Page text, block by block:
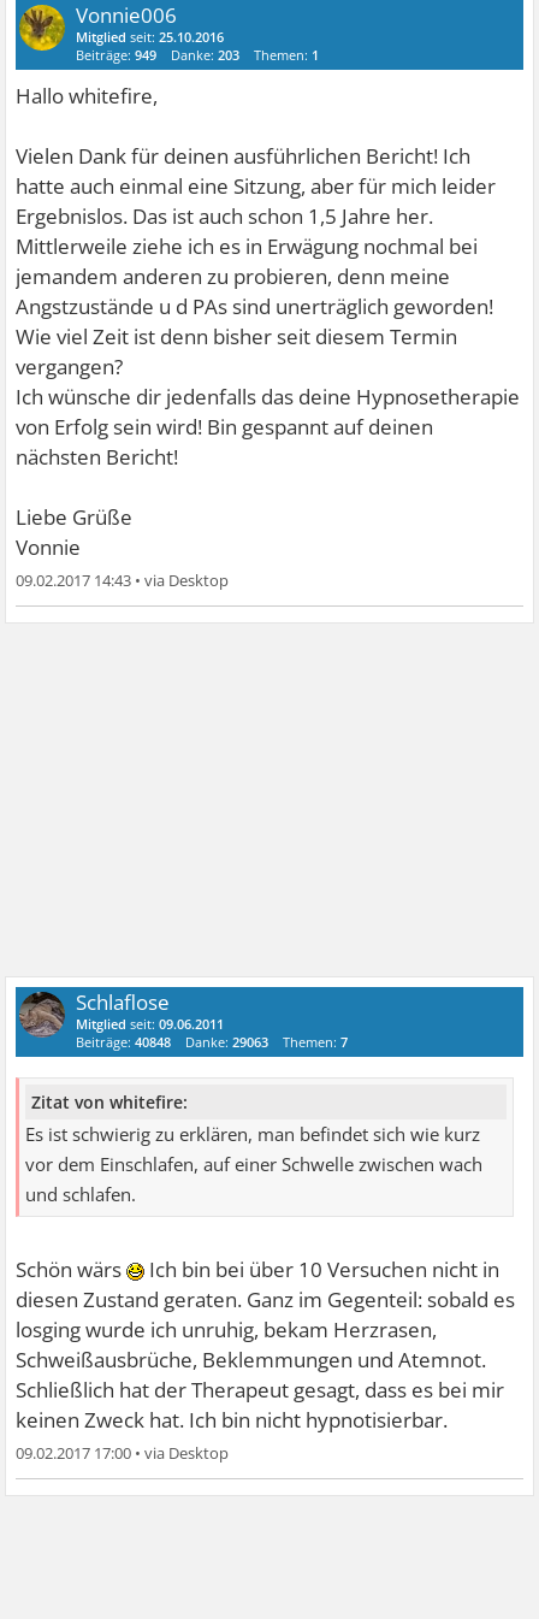
Vonnie006
Mitglied seit:25.10.2016
Beiträge:949 Danke:203 Themen: 1
Hallo whitefire,
Vielen Dank für deinen ausführlichen Bericht! Ich
hatte auch einmal eine Sitzung, aber für mich leider
Ergebnislos. Das ist auch schon 1,5 Jahre her.
Mittlerweile ziehe ich es in Erwägung nochmal bei
jemandem anderen zu probieren, denn meine
Angstzustände u d PAs sind unerträglich geworden!
Wie viel Zeit ist denn bisher seit diesem Termin
vergangen?
Ich wünsche dir jedenfalls das deine Hypnosetherapie
von Erfolg sein wird! Bin gespannt auf deinen
nächsten Bericht!
Liebe Grüße
Vonnie
09.02.2017 14:43 •
Schlaflose
Mitglied seit:09.06.2011
Beiträge:40848 Danke:29063 Themen:7
Zitat von whitefire:
Es ist schwierig zu erklären, man befindet sich wie kurz
vor dem Einschlafen, auf einer Schwelle zwischen wach
und schlafen.
Schön wärs
Ich bin bei über 10 Versuchen nicht in
diesen Zustand geraten. Ganz im Gegenteil: sobald es
losging wurde ich unruhig, bekam Herzrasen,
Schweißausbrüche, Beklemmungen und Atemnot.
Schließlich hat der Therapeut gesagt, dass es bei mir
keinen Zweck hat. Ich bin nicht hypnotisierbar.
09.02.2017 17:00 •